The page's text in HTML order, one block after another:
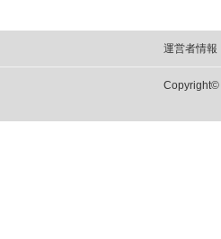
運営者情報
Copyright©